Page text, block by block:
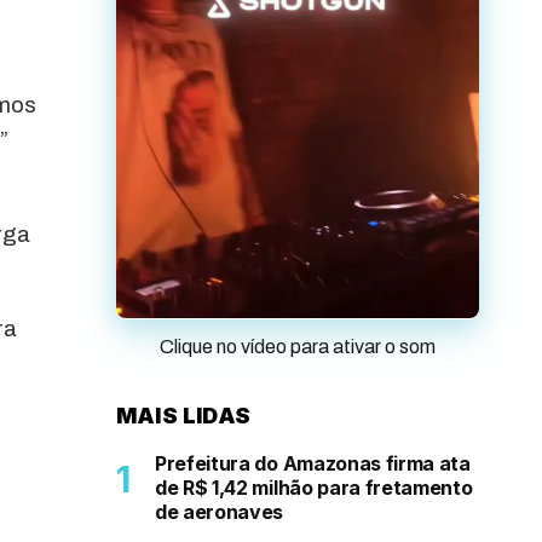
Clique no vídeo para ativar o som
MAIS LIDAS
Prefeitura do Amazonas firma ata
de R$ 1,42 milhão para fretamento
de aeronaves